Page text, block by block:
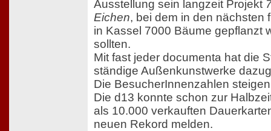
Ausstellung sein langzeit Projekt
Eichen, bei dem in den nächsten
in Kassel 7000 Bäume gepflanzt
sollten.
Mit fast jeder documenta hat die
ständige Außenkunstwerke
Die BesucherInnenzahlen
Die d13 konnte schon zur
als 10.000 verkauften
neuen Rekord melden.